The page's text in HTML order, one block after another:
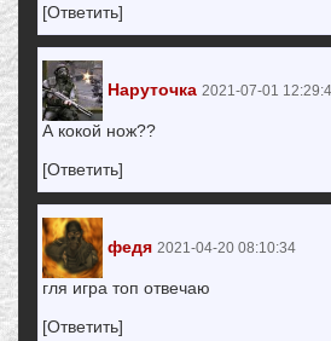
[Ответить]
Наруточка 2021-07-01
А кокой нож??
[Ответить]
федя 2021-04-20 08:10:34
гля игра топ отвечаю
[Ответить]